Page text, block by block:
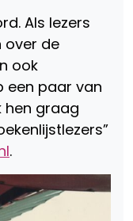
Als lezers
over de
ook
een paar van
hen graag
.